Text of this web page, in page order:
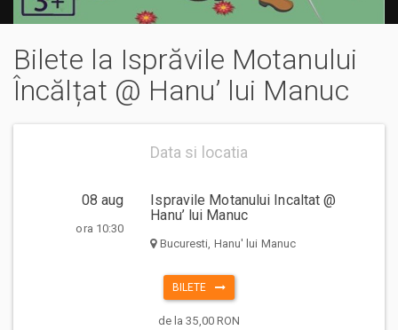
Bilete la Isprăvile Motanului
Încălțat @ Hanu’ lui Manuc
Data si locatia
08 aug
ora 10:30
Ispravile Motanului Incaltat @
Hanu’ lui Manuc
Bucuresti, Hanu' lui Manuc
BILETE
de la 35,00 RON